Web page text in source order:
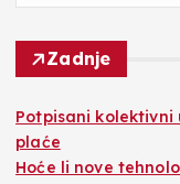
Zadnje
Potpisani kolektivni
plaće
Hoće li nove